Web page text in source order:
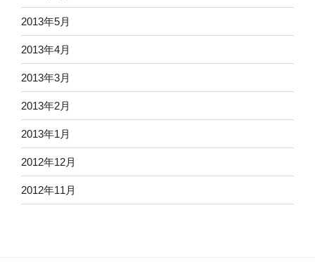
2013年5月
2013年4月
2013年3月
2013年2月
2013年1月
2012年12月
2012年11月